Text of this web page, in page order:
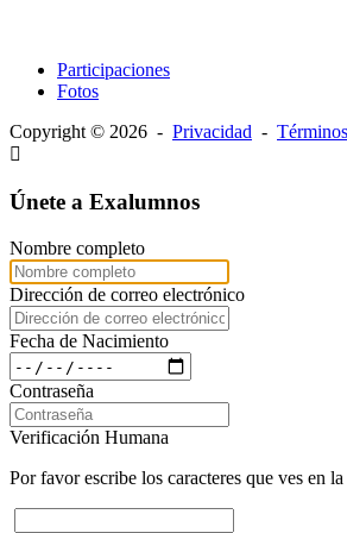
Participaciones
Fotos
Copyright © 2026 - Privacidad -
Únete a Exalumnos
Nombre completo
Dirección de correo electrónico
Fecha de Nacimiento
Contraseña
Verificación Humana
Por favor escribe los caracteres que ves en